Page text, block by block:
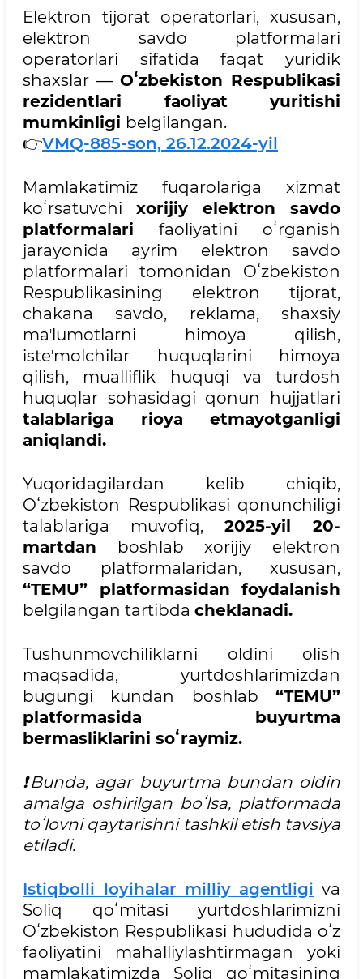
Elektron tijorat operatorlari, xususan,
elektron savdo platformalari
operatorlari sifatida faqat yuridik
shaxslar — Oʻzbekiston Respublikasi
rezidentlari faoliyat yuritishi
mumkinligi belgilangan.
👉VMQ-885-son, 26.12.2024-yil
Mamlakatimiz fuqarolariga xizmat
koʻrsatuvchi xorijiy elektron savdo
platformalari faoliyatini oʻrganish
jarayonida ayrim elektron savdo
platformalari tomonidan Oʻzbekiston
Respublikasining elektron tijorat,
chakana savdo, reklama, shaxsiy
maʼlumotlarni himoya qilish,
isteʼmolchilar huquqlarini himoya
qilish, mualliflik huquqi va turdosh
huquqlar sohasidagi qonun hujjatlari
talablariga rioya etmayotganligi
aniqlandi.
Yuqoridagilardan kelib chiqib,
Oʻzbekiston Respublikasi qonunchiligi
talablariga muvofiq, 2025-yil 20-
martdan boshlab xorijiy elektron
savdo platformalaridan, xususan,
“TEMU” platformasidan foydalanish
belgilangan tartibda cheklanadi.
Tushunmovchiliklarni oldini olish
maqsadida, yurtdoshlarimizdan
bugungi kundan boshlab “TEMU”
platformasida buyurtma
bermasliklarini soʻraymiz.
❗️Bunda, agar buyurtma bundan oldin
amalga oshirilgan boʻlsa, platformada
toʻlovni qaytarishni tashkil etish tavsiya
etiladi.
Istiqbolli loyihalar milliy agentligi va
Soliq qoʻmitasi yurtdoshlarimizni
Oʻzbekiston Respublikasi hududida oʻz
faoliyatini mahalliylashtirmagan yoki
mamlakatimizda Soliq qoʻmitasining